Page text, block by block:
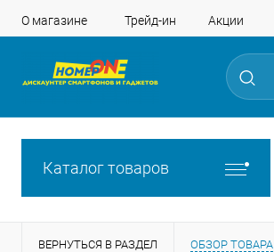
О магазине Трейд-ин Акции
Каталог товаров
ВЕРНУТЬСЯ В РАЗДЕЛ ОБЗОР ТОВАРА